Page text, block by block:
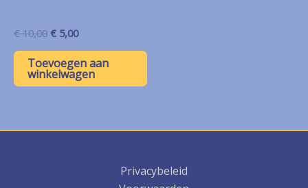
€10,00 Oorspronkelijke
was:
€ 10,00.
€ 5,00Huidige
is:
€ 5,00.
Toevoegen aan
winkelwagen
Privacybeleid